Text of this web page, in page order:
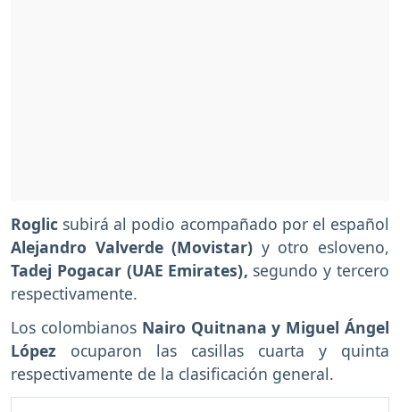
Roglic subirá al podio acompañado por el español
Alejandro Valverde (Movistar) y otro esloveno,
Tadej Pogacar (UAE Emirates), segundo y tercero
respectivamente.
Los colombianosNairo Quitnana y Miguel Ángel
López ocuparon las casillas cuarta y quinta
respectivamente de la clasificación general.